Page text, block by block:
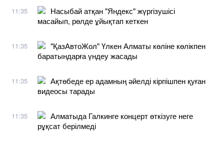
11:35
Насыбай атқан "Яндекс" жүргізушісі
масайып, рөлде ұйықтап кеткен
11:35
"ҚазАвтоЖол" Үлкен Алматы көліне көлікпен
баратындарға үндеу жасады
11:35
Ақтөбеде ер адамның әйелді кірпішпен қуған
видеосы тарады
11:35
Алматыда Галкинге концерт өткізуге неге
рұқсат берілмеді